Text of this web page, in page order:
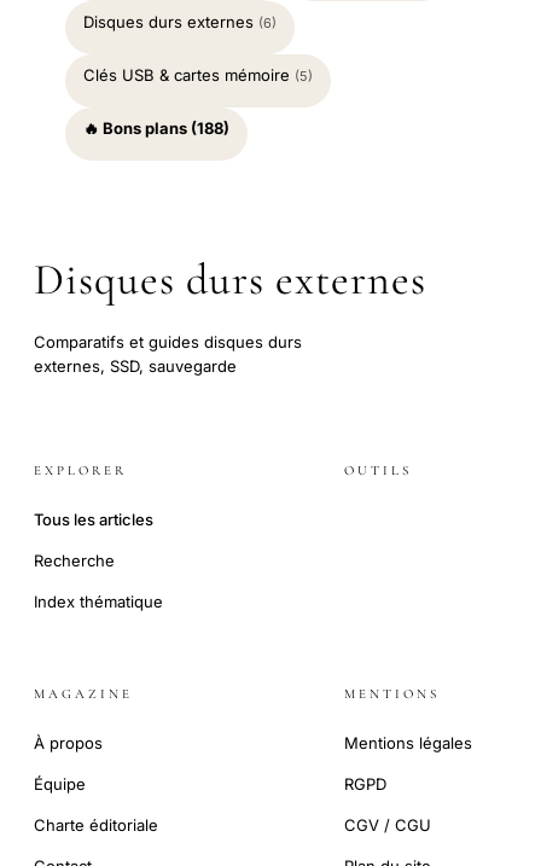
Disques durs externes (6)
Clés USB & cartes mémoire (5)
🔥 Bons plans (188)
Disques durs externes
Comparatifs et guides disques durs
externes, SSD, sauvegarde
EXPLORER
Tous les articles
Recherche
Index thématique
OUTILS
MAGAZINE
À propos
Équipe
Charte éditoriale
MENTIONS
Mentions légales
RGPD
CGV / CGU